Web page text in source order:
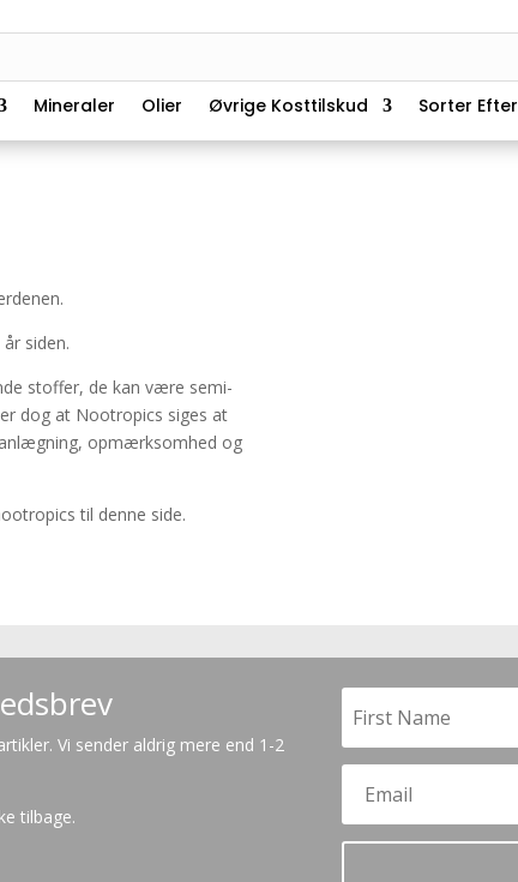
Mineraler Olier Øvrige Kosttilskud Sorter Efter
siden.
stoffer, de kan være semi-
dog at Nootropics siges at
opmærksomhed og
til denne side.
Vi sender aldrig mere end 1-2
tilbage.